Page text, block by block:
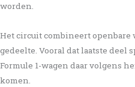
worden.
Het circuit combineert openbare
gedeelte. Vooral dat laatste deel
Formule 1-wagen daar volgens
komen.